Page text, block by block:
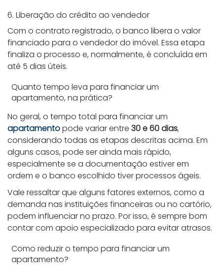
6. Liberação do crédito ao vendedor
Com o contrato registrado, o banco libera o valor
financiado para o vendedor do imóvel. Essa etapa
finaliza o processo e, normalmente, é concluída em
até 5 dias úteis.
Quanto tempo leva para financiar um
apartamento, na prática?
No geral, o tempo total para financiar um
apartamentopode variar entre 30 e 60 dias,
considerando todas as etapas descritas acima. Em
alguns casos, pode ser ainda mais rápido,
especialmente se a documentação estiver em
ordem e o banco escolhido tiver processos ágeis.
Vale ressaltar que alguns fatores externos, como a
demanda nas instituições financeiras ou no cartório,
podem influenciar no prazo. Por isso, é sempre bom
contar com apoio especializado para evitar atrasos.
Como reduzir o tempo para financiar um
apartamento?